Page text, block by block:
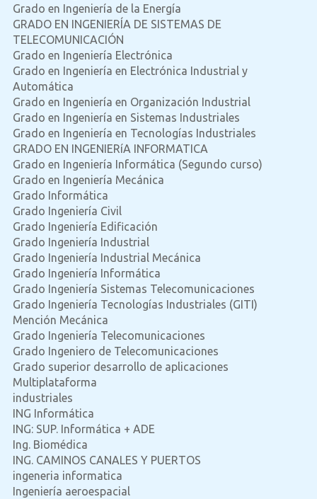
Grado en Ingeniería de la Energía
GRADO EN INGENIERÍA DE SISTEMAS DE
TELECOMUNICACIÓN
Grado en Ingeniería Electrónica
Grado en Ingeniería en Electrónica Industrial y
Automática
Grado en Ingeniería en Organización Industrial
Grado en Ingeniería en Sistemas Industriales
Grado en Ingeniería en Tecnologías Industriales
GRADO EN INGENIERíA INFORMATICA
Grado en Ingeniería Informática (Segundo curso)
Grado en Ingeniería Mecánica
Grado Informática
Grado Ingeniería Civil
Grado Ingeniería Edificación
Grado Ingeniería Industrial
Grado Ingeniería Industrial Mecánica
Grado Ingeniería Informática
Grado Ingeniería Sistemas Telecomunicaciones
Grado Ingeniería Tecnologías Industriales (GITI)
Mención Mecánica
Grado Ingeniería Telecomunicaciones
Grado Ingeniero de Telecomunicaciones
Grado superior desarrollo de aplicaciones
Multiplataforma
industriales
ING Informática
ING: SUP. Informática + ADE
Ing. Biomédica
ING. CAMINOS CANALES Y PUERTOS
ingeneria informatica
Ingeniería aeroespacial